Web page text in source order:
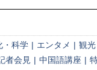
・科学 | エンタメ | 観光
者会見 | 中国語講座 |